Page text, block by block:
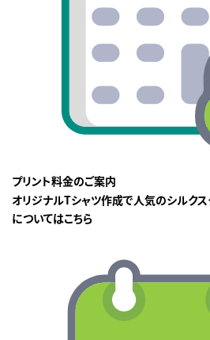
プリント料金のご案内
オリジナルTシャツ作成で人気のシルク
についてはこちら